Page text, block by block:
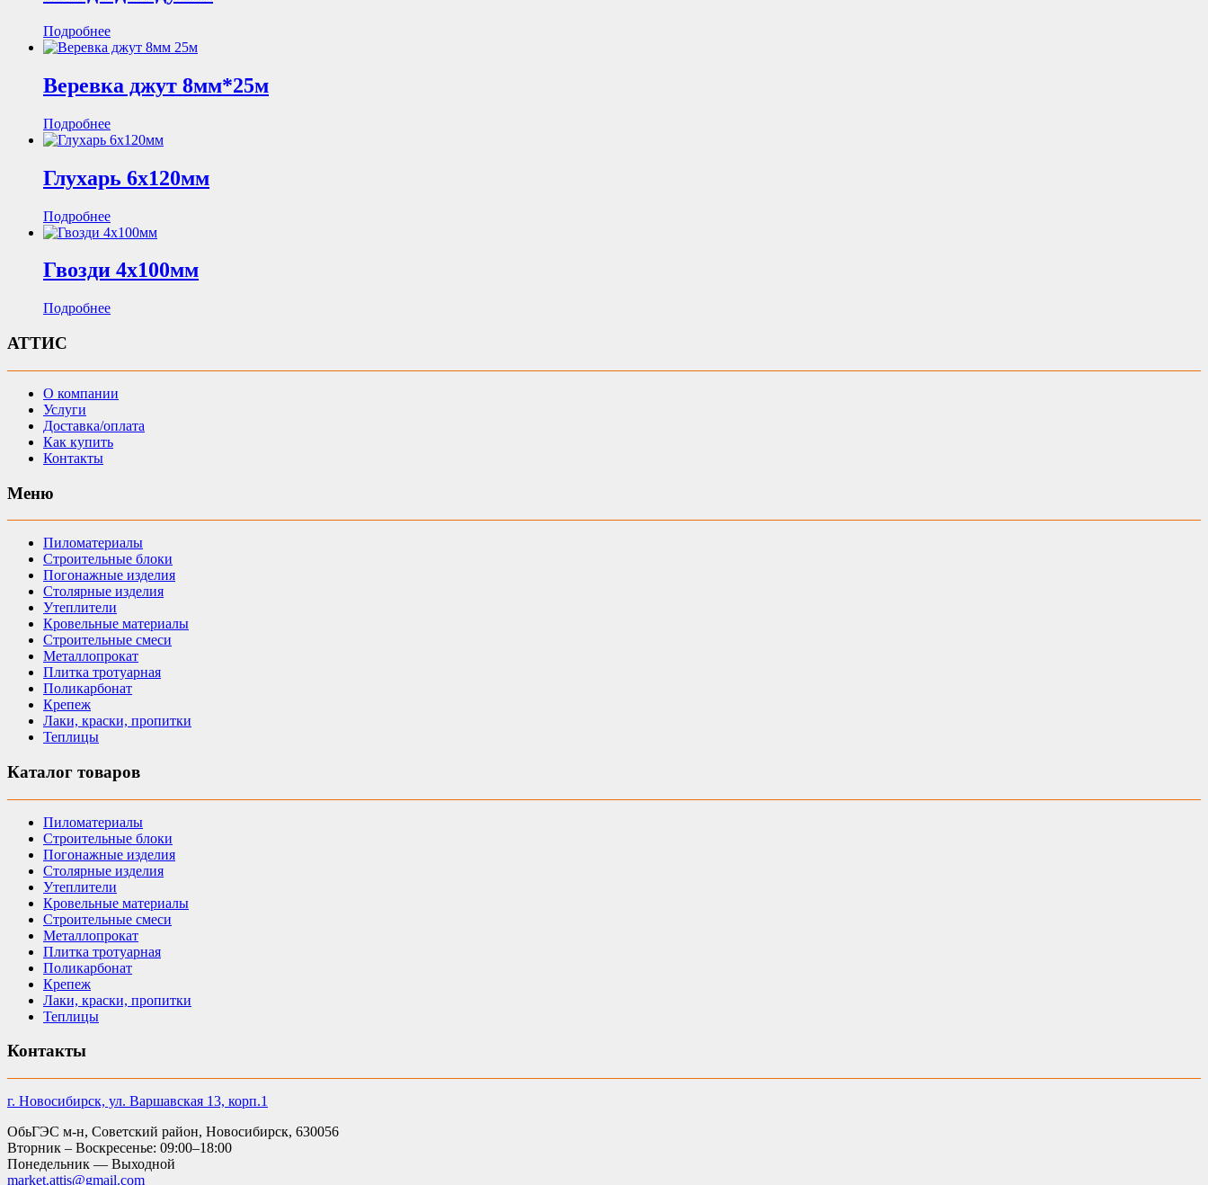
Подробнее
Веревка джут 8мм*25м
Подробнее
Глухарь 6х120мм
Подробнее
Гвозди 4х100мм
Подробнее
АТТИС
О компании
Услуги
Доставка/оплата
Как купить
Контакты
Меню
Пиломатериалы
Строительные блоки
Погонажные изделия
Столярные изделия
Утеплители
Кровельные материалы
Строительные смеси
Металлопрокат
Плитка тротуарная
Поликарбонат
Крепеж
Лаки, краски, пропитки
Теплицы
Каталог товаров
Пиломатериалы
Строительные блоки
Погонажные изделия
Столярные изделия
Утеплители
Кровельные материалы
Строительные смеси
Металлопрокат
Плитка тротуарная
Поликарбонат
Крепеж
Лаки, краски, пропитки
Теплицы
Контакты
г. Новосибирск, ул. Варшавская 13, корп.1
ОбьГЭС м-н, Советский район, Новосибирск, 630056
Вторник – Воскресенье: 09:00–18:00
Понедельник — Выходной
market.attis@gmail.com